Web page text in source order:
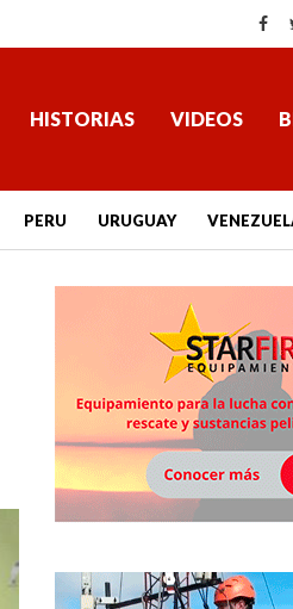
HISTORIAS VIDEOS
PERU URUGUAY